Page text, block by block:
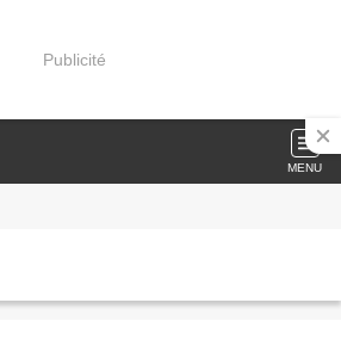
Publicité
MENU